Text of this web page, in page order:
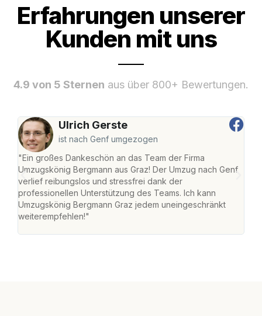
Erfahrungen unserer
Kunden mit uns
4.9 von 5 Sternen aus über 800+ Bewertungen.
Ulrich Gerste
ist nach Genf umgezogen
"Ein großes Dankeschön an das Team der Firma
Umzugskönig Bergmann aus Graz! Der Umzug nach Genf
verlief reibungslos und stressfrei dank der
professionellen Unterstützung des Teams. Ich kann
Umzugskönig Bergmann Graz jedem uneingeschränkt
weiterempfehlen!"